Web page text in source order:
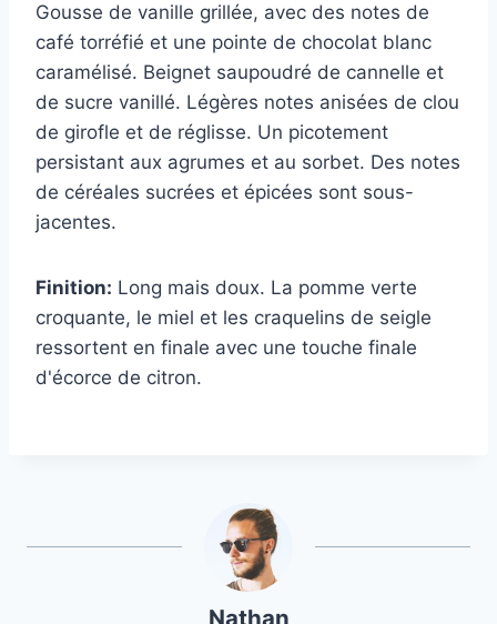
Gousse de vanille grillée, avec des notes de
café torréfié et une pointe de chocolat blanc
caramélisé. Beignet saupoudré de cannelle et
de sucre vanillé. Légères notes anisées de clou
de girofle et de réglisse. Un picotement
persistant aux agrumes et au sorbet. Des notes
de céréales sucrées et épicées sont sous-
jacentes.
Finition: Long mais doux. La pomme verte
croquante, le miel et les craquelins de seigle
ressortent en finale avec une touche finale
d'écorce de citron.
Nathan